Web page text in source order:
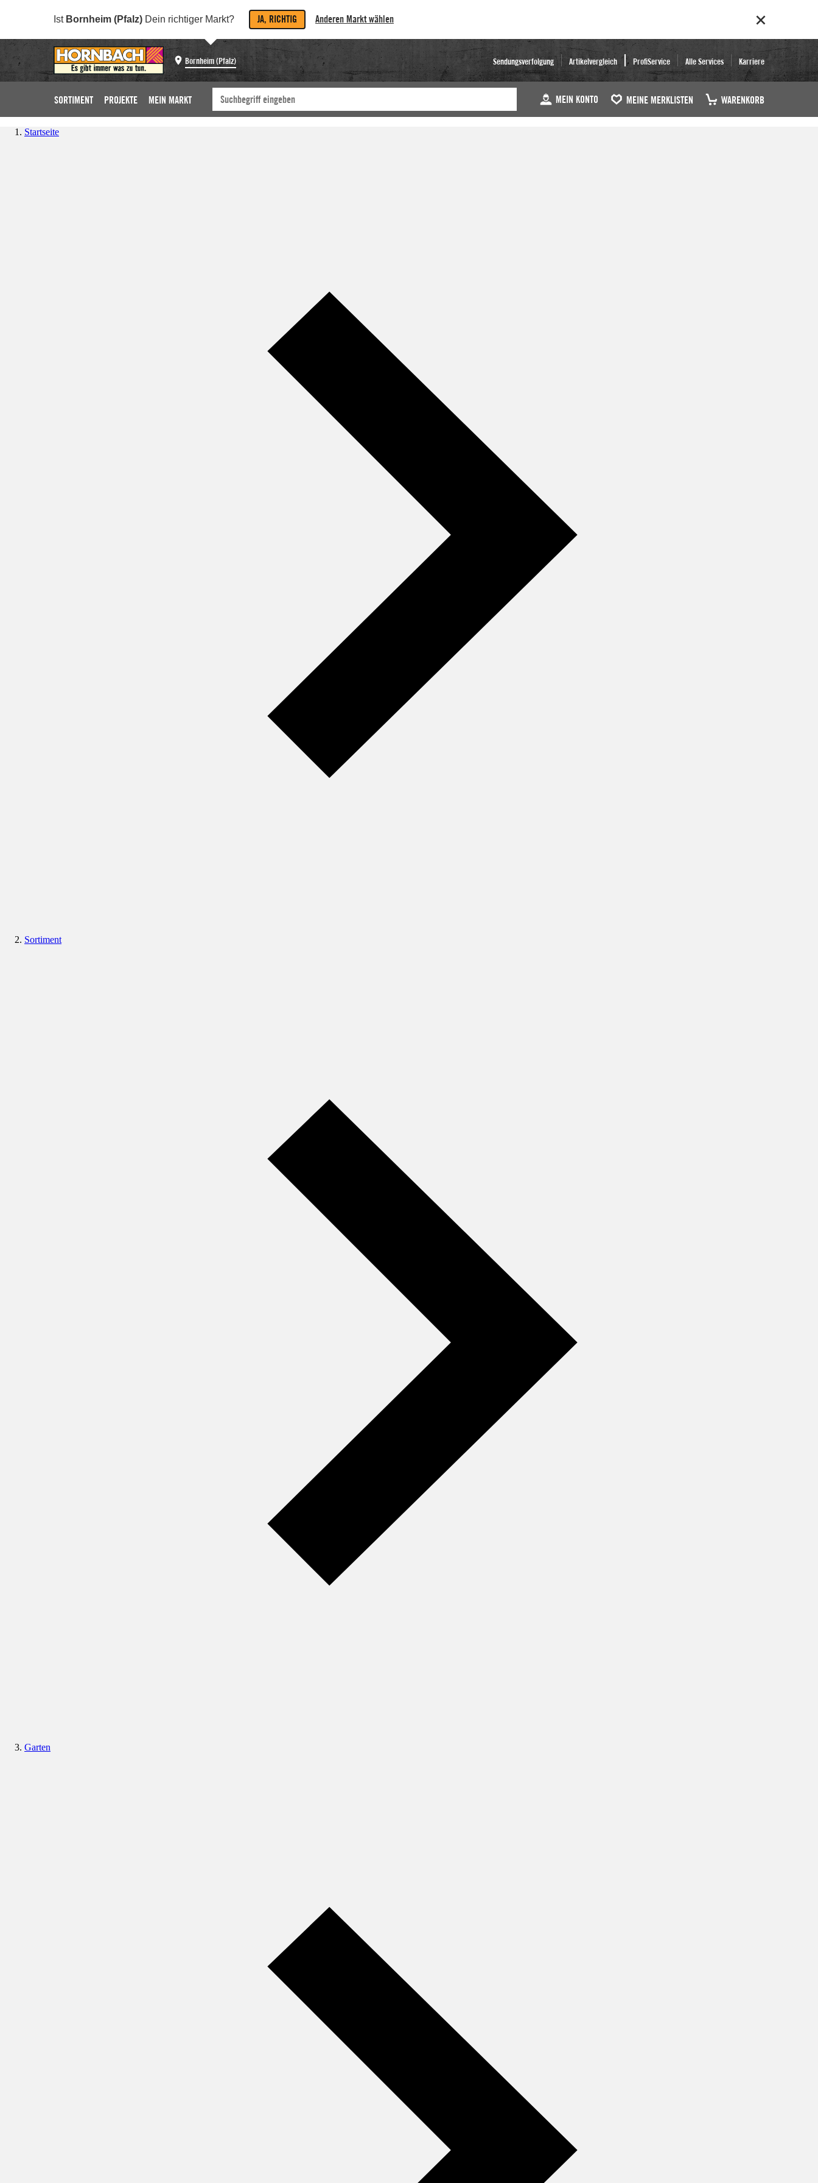
Ist Bornheim (Pfalz) Dein richtiger Markt? JA, RICHTIG Anderen Markt wählen
Bornheim (Pfalz) Sendungsverfolgung Artikelvergleich ProfiService Alle Services Karriere
SORTIMENT PROJEKTE MEIN MARKT MEIN KONTO MEINE MERKLISTEN WARENKORB
Startseite
Sortiment
Garten